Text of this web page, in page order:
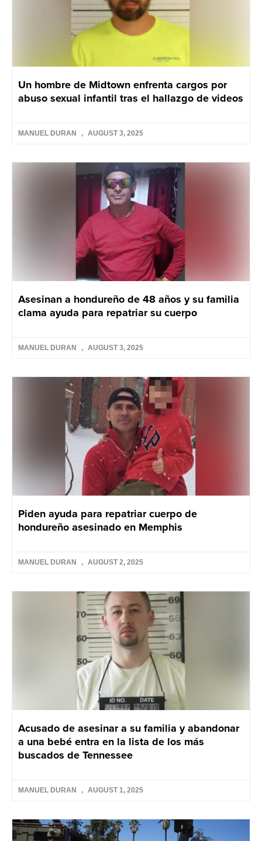
Un hombre de Midtown enfrenta cargos por
abuso sexual infantil tras el hallazgo de videos
MANUEL DURAN AUGUST 3, 2025
Asesinan a hondureño de 48 años y su familia
clama ayuda para repatriar su cuerpo
MANUEL DURAN AUGUST 3, 2025
Piden ayuda para repatriar cuerpo de
hondureño asesinado en Memphis
MANUEL DURAN AUGUST 2, 2025
Acusado de asesinar a su familia y abandonar
a una bebé entra en la lista de los más
buscados de Tennessee
MANUEL DURAN AUGUST 1, 2025